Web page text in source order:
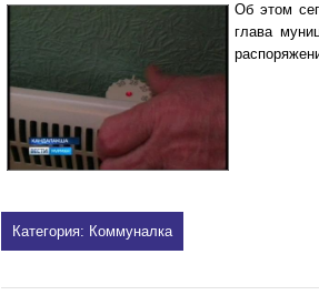
Об этом
глава
Категория: Коммуналка